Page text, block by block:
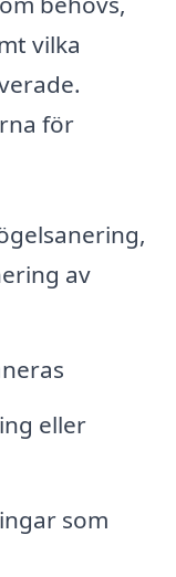
vilka
för
av
eller
som